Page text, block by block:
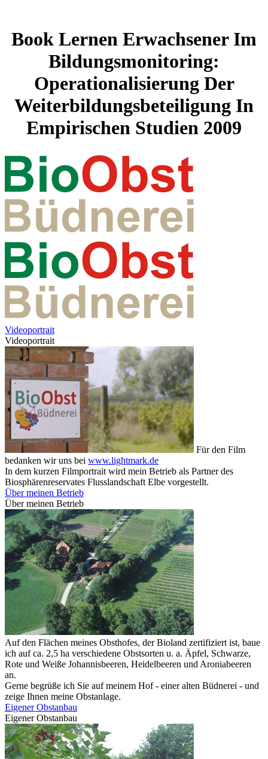
Book Lernen Erwachsener Im
Bildungsmonitoring:
Operationalisierung Der
Weiterbildungsbeteiligung In
Empirischen Studien 2009
Videoportrait
Videoportrait
Für den Film
bedanken wir uns bei www.lightmark.de
In dem kurzen Filmportrait wird mein Betrieb als Partner des
Biosphärenreservates Flusslandschaft Elbe vorgestellt.
Über meinen Betrieb
Über meinen Betrieb
Auf den Flächen meines Obsthofes, der Bioland zertifiziert ist, baue
ich auf ca. 2,5 ha verschiedene Obstsorten u. a. Äpfel, Schwarze,
Rote und Weiße Johannisbeeren, Heidelbeeren und Aroniabeeren
an.
Gerne begrüße ich Sie auf meinem Hof - einer alten Büdnerei - und
zeige Ihnen meine Obstanlage.
Eigener Obstanbau
Eigener Obstanbau